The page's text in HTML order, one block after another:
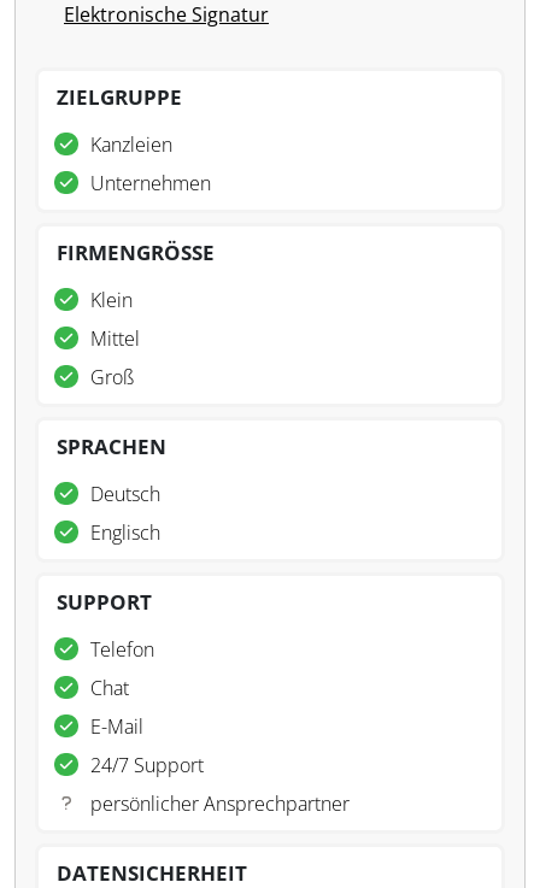
Elektronische Signatur
ZIELGRUPPE
Kanzleien
Unternehmen
FIRMENGRÖSSE
Klein
Mittel
Groß
SPRACHEN
Deutsch
Englisch
SUPPORT
Telefon
Chat
E-Mail
24/7 Support
persönlicher Ansprechpartner
DATENSICHERHEIT